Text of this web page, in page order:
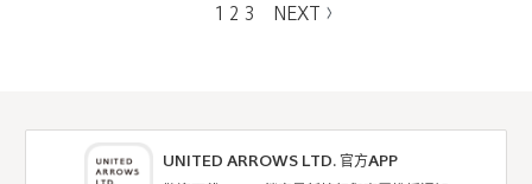
1 2 3 NEXT
UNITED ARROWS LTD. 官方APP